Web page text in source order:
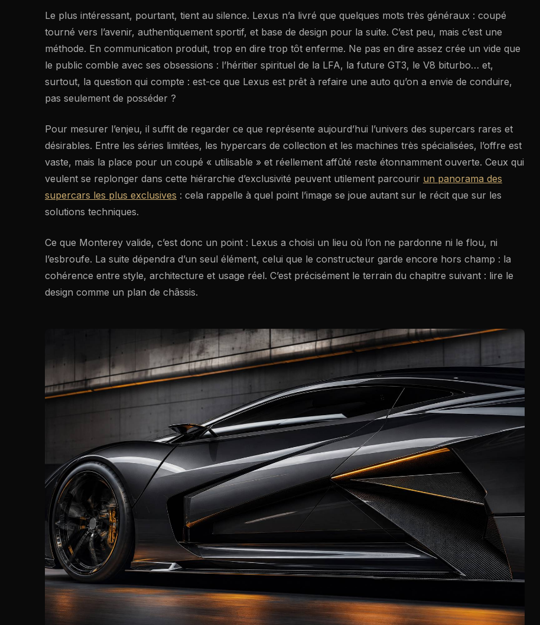
Le plus intéressant, pourtant, tient au silence. Lexus n’a livré que quelques mots très généraux : coupé
tourné vers l’avenir, authentiquement sportif, et base de design pour la suite. C’est peu, mais c’est une
méthode. En communication produit, trop en dire trop tôt enferme. Ne pas en dire assez crée un vide que
le public comble avec ses obsessions : l’héritier spirituel de la LFA, la future GT3, le V8 biturbo… et,
surtout, la question qui compte : est-ce que Lexus est prêt à refaire une auto qu’on a envie de conduire,
pas seulement de posséder ?
Pour mesurer l’enjeu, il suffit de regarder ce que représente aujourd’hui l’univers des supercars rares et
désirables. Entre les séries limitées, les hypercars de collection et les machines très spécialisées, l’offre est
vaste, mais la place pour un coupé « utilisable » et réellement affûté reste étonnamment ouverte. Ceux qui
veulent se replonger dans cette hiérarchie d’exclusivité peuvent utilement parcourir un panorama des
supercars les plus exclusives : cela rappelle à quel point l’image se joue autant sur le récit que sur les
solutions techniques.
Ce que Monterey valide, c’est donc un point : Lexus a choisi un lieu où l’on ne pardonne ni le flou, ni
l’esbroufe. La suite dépendra d’un seul élément, celui que le constructeur garde encore hors champ : la
cohérence entre style, architecture et usage réel. C’est précisément le terrain du chapitre suivant : lire le
design comme un plan de châssis.